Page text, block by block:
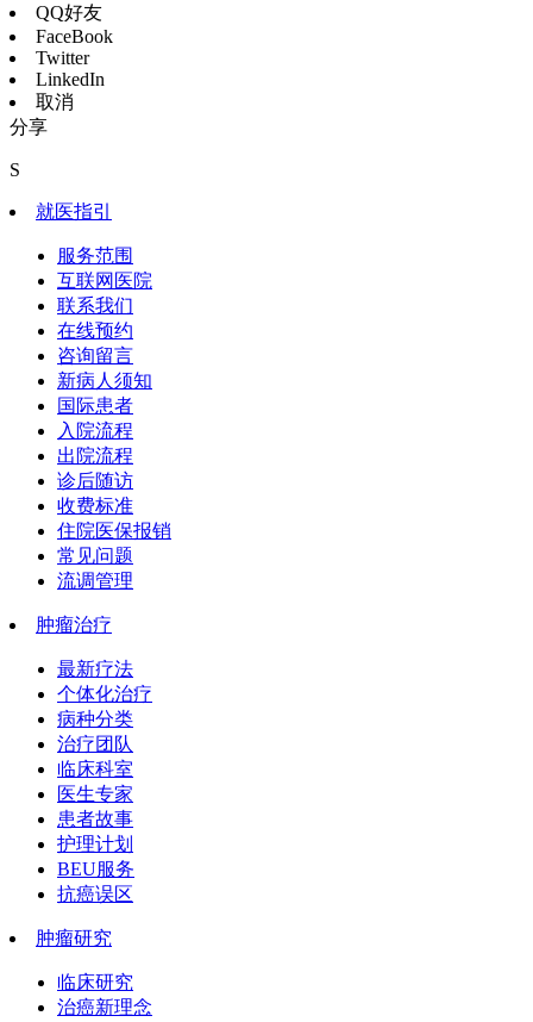
QQ好友
FaceBook
Twitter
LinkedIn
取消
分享
S
就医指引
服务范围
互联网医院
联系我们
在线预约
咨询留言
新病人须知
国际患者
入院流程
出院流程
诊后随访
收费标准
住院医保报销
常见问题
流调管理
肿瘤治疗
最新疗法
个体化治疗
病种分类
治疗团队
临床科室
医生专家
患者故事
护理计划
BEU服务
抗癌误区
肿瘤研究
临床研究
治癌新理念